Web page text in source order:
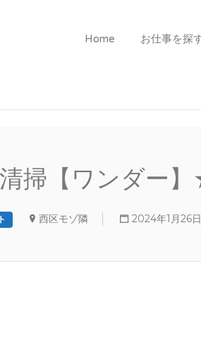
のパチンコ店
Home お仕事を探
掃【ワンダー
西区モゾ隣 2024年1月26日